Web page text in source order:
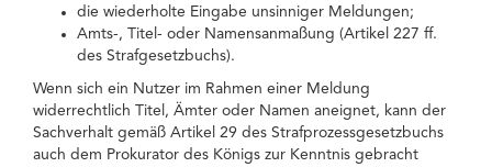
die wiederholte Eingabe unsinniger Meldungen;
Amts-, Titel- oder Namensanmaßung (Artikel 227 ff.
des Strafgesetzbuchs).
Wenn sich ein Nutzer im Rahmen einer Meldung
widerrechtlich Titel, Ämter oder Namen aneignet, kann der
Sachverhalt gemäß Artikel 29 des Strafprozessgesetzbuchs
auch dem Prokurator des Königs zur Kenntnis gebracht